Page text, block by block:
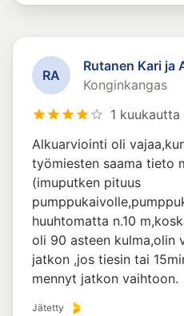
RA
Rutanen Kari ja
Konginkangas
1
Alkuarviointi oli
työmiesten saama tieto
(imuputken pituus
huuhtomatta n.10
oli 90 asteen kulma,olin
jatkon ,jos tiesin tai
mennyt jatkon vaihtoon.
Jätetty